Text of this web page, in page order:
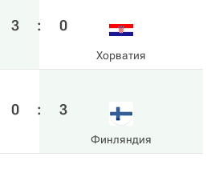
3 : 0
Хорватия
0 : 3
Финляндия